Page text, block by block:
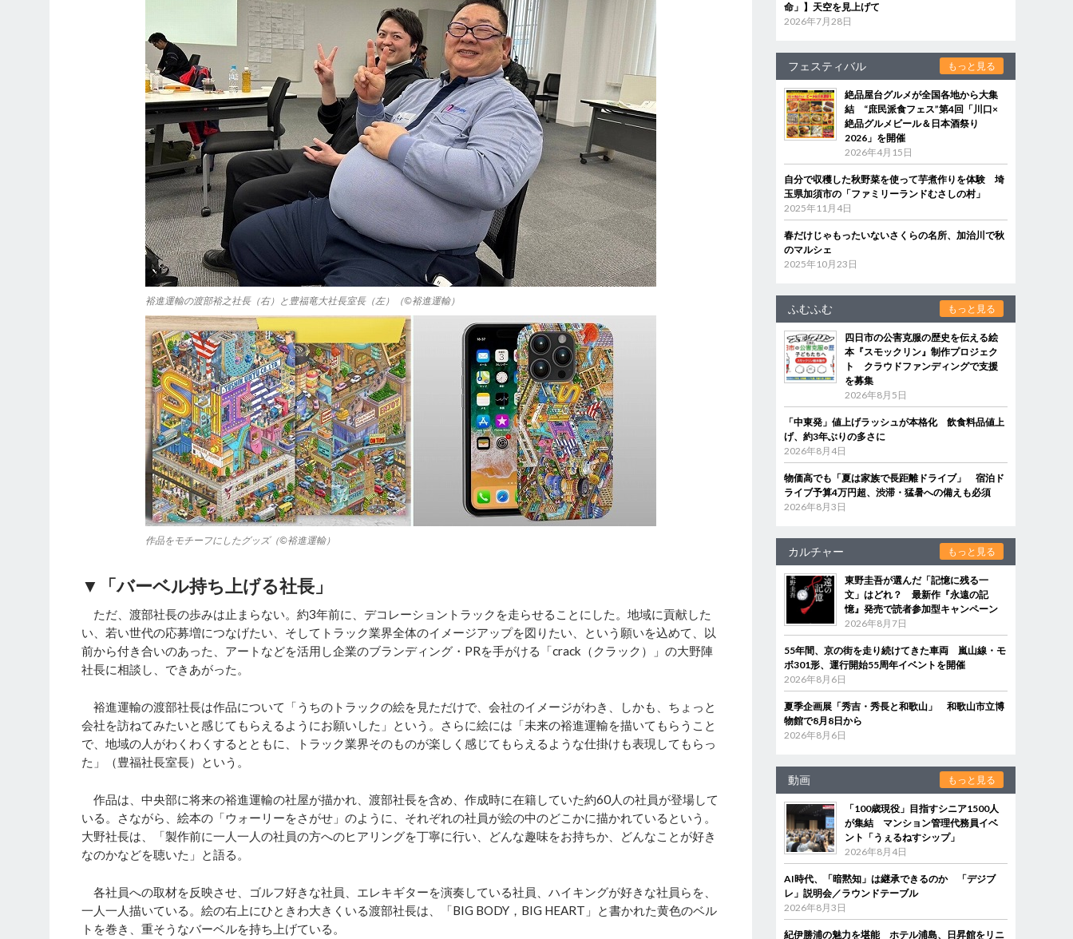
裕進運輸の渡部裕之社長（右）と豊福竜大社長室長（左）（©裕進運輸）
作品をモチーフにしたグッズ（©裕進運輸）
▼「バーベル持ち上げる社長」
ただ、渡部社長の歩みは止まらない。約3年前に、デコレーショントラックを走らせることにした。地域に貢献した
い、若い世代の応募増につなげたい、そしてトラック業界全体のイメージアップを図りたい、という願いを込めて、以
前から付き合いのあった、アートなどを活用し企業のブランディング・PRを手がける「crack（クラック）」の大野陣
社長に相談し、できあがった。
裕進運輸の渡部社長は作品について「うちのトラックの絵を見ただけで、会社のイメージがわき、しかも、ちょっと
会社を訪ねてみたいと感じてもらえるようにお願いした」という。さらに絵には「未来の裕進運輸を描いてもらうこと
で、地域の人がわくわくするとともに、トラック業界そのものが楽しく感じてもらえるような仕掛けも表現してもらっ
た」（豊福社長室長）という。
作品は、中央部に将来の裕進運輸の社屋が描かれ、渡部社長を含め、作成時に在籍していた約60人の社員が登場して
いる。さながら、絵本の「ウォーリーをさがせ」のように、それぞれの社員が絵の中のどこかに描かれているという。
大野社長は、「製作前に一人一人の社員の方へのヒアリングを丁寧に行い、どんな趣味をお持ちか、どんなことが好き
なのかなどを聴いた」と語る。
各社員への取材を反映させ、ゴルフ好きな社員、エレキギターを演奏している社員、ハイキングが好きな社員らを、
一人一人描いている。絵の右上にひときわ大きくいる渡部社長は、「BIG BODY，BIG HEART」と書かれた黄色のベル
トを巻き、重そうなバーベルを持ち上げている。
命」】天空を見上げて
2026年7月28日
フェスティバル もっと見る
絶品屋台グルメが全国各地から大集
結 “庶民派食フェス”第4回「川口×
絶品グルメビール＆日本酒祭り
2026」を開催
2026年4月15日
自分で収穫した秋野菜を使って芋煮作りを体験 埼
玉県加須市の「ファミリーランドむさしの村」
2025年11月4日
春だけじゃもったいないさくらの名所、加治川で秋
のマルシェ
2025年10月23日
ふむふむ もっと見る
四日市の公害克服の歴史を伝える絵
本『スモックリン』制作プロジェク
ト クラウドファンディングで支援
を募集
2026年8月5日
「中東発」値上げラッシュが本格化 飲食料品値上
げ、約3年ぶりの多さに
2026年8月4日
物価高でも「夏は家族で長距離ドライブ」 宿泊ド
ライブ予算4万円超、渋滞・猛暑への備えも必須
2026年8月3日
カルチャー もっと見る
東野圭吾が選んだ「記憶に残る一
文」はどれ？ 最新作『永遠の記
憶』発売で読者参加型キャンペーン
2026年8月7日
55年間、京の街を走り続けてきた車両 嵐山線・モ
ボ301形、運行開始55周年イベントを開催
2026年8月6日
夏季企画展「秀吉・秀長と和歌山」 和歌山市立博
物館で8月8日から
2026年8月6日
動画 もっと見る
「100歳現役」目指すシニア1500人
が集結 マンション管理代務員イベ
ント「うぇるねすシップ」
2026年8月4日
AI時代、「暗黙知」は継承できるのか 「デジブ
レ」説明会／ラウンドテーブル
2026年8月3日
紀伊勝浦の魅力を堪能 ホテル浦島、日昇館をリニ